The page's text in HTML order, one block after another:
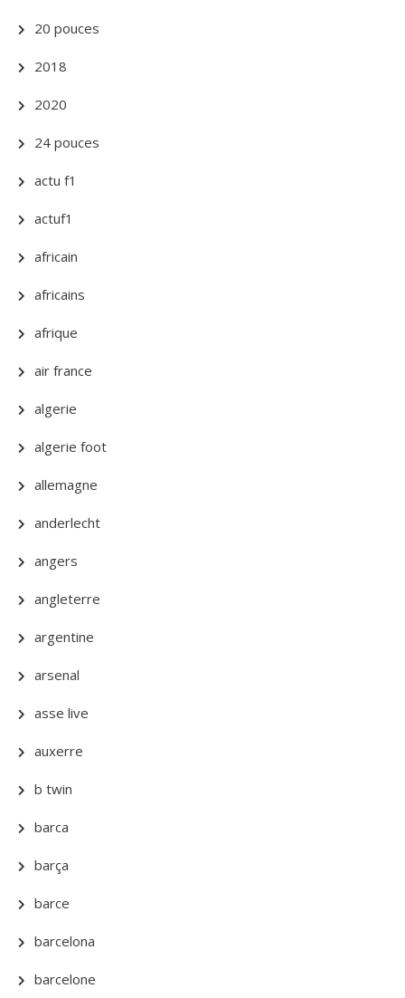
20 pouces
2018
2020
24 pouces
actu f1
actuf1
africain
africains
afrique
air france
algerie
algerie foot
allemagne
anderlecht
angers
angleterre
argentine
arsenal
asse live
auxerre
b twin
barca
barça
barce
barcelona
barcelone